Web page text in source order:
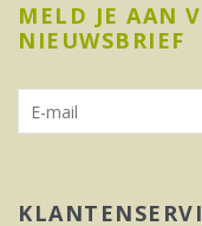
MELD JE AAN
NIEUWSBRIEF